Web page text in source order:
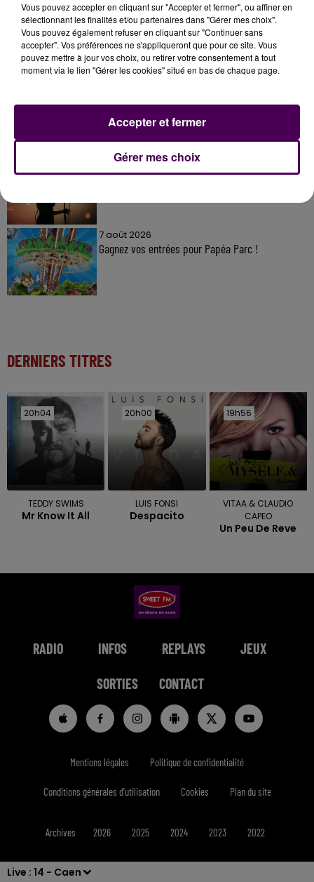
Live : 14 - Caen
À LA UNE
Gagnez vos pass pour le V and B Fest' 2026 !
11 juillet 2026
Inscrivez-vous au casting The Voice & The Voice
7 août 2026
Gagnez vos entrées pour Papéa Parc !
DERNIERS TITRES
20h04
20h04
TEDDY SWIMS
Mr Know It All
20h00
20h00
LUIS FONSI
Despacito
19h56
19h56
VITAA & CLAUDIO
CAPEO
Un Peu De Reve
RADIO INFOS REPLAYS JEUX
SORTIES CONTACT
Mentions légales Politique de confidentialité
Conditions générales d'utilisation Cookies Plan du site
Archives 2026 2025 2024 2023 2022
Vous pouvez accepter en cliquant sur "Accepter et fermer", ou affiner en
sélectionnant les finalités et/ou partenaires dans "Gérer mes choix".
Vous pouvez également refuser en cliquant sur "Continuer sans
accepter". Vos préférences ne s'appliqueront que pour ce site. Vous
pouvez mettre à jour vos choix, ou retirer votre consentement à tout
moment via le lien "Gérer les cookies" situé en bas de chaque page.
Gérer mes choix
Accepter et fermer